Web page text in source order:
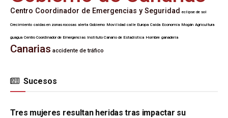
Centro Coordinador de Emergencias y Seguridad eclipse de sol
Crecimiento caídas en zonas rocosas alerta Gobierno Movilidad calle Europa Caída Economía Mogán Agricultura
guagua Centro Coordinador de Emergencias Instituto Canario de Estadística Hombre ganadería
Canarias accidente de tráfico
Sucesos
SUCESOS
Tres mujeres resultan heridas tras impactar su